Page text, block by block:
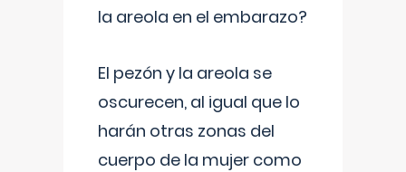
la areola en el embarazo?
El pezón y la areola se
oscurecen, al igual que lo
harán otras zonas del
cuerpo de la mujer como